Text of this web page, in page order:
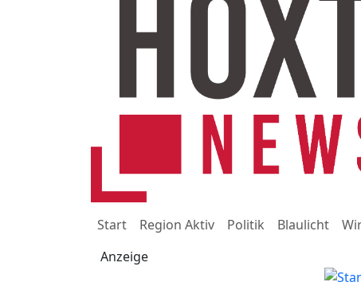
Start Region Aktiv Politik Blaulicht
Anzeige